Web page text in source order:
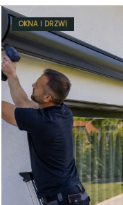
OKNA I DRZWI